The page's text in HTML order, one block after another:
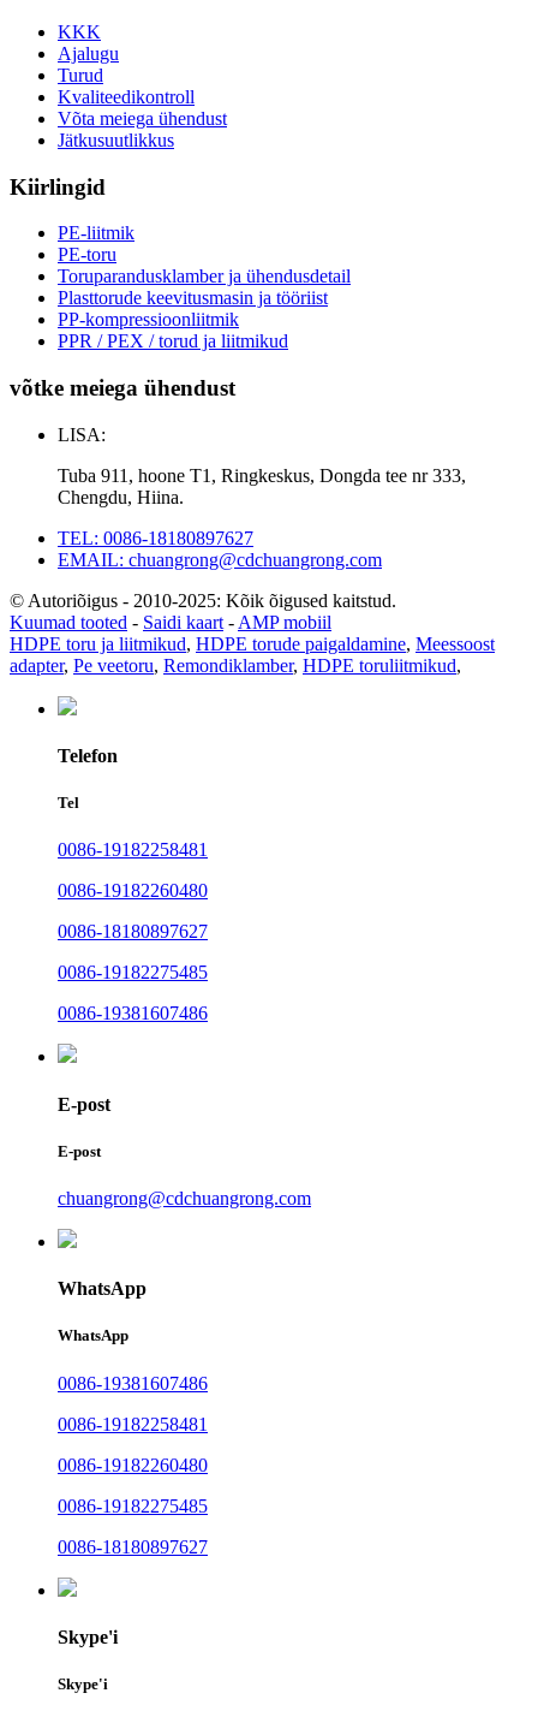
KKK
Ajalugu
Turud
Kvaliteedikontroll
Võta meiega ühendust
Jätkusuutlikkus
Kiirlingid
PE-liitmik
PE-toru
Toruparandusklamber ja ühendusdetail
Plasttorude keevitusmasin ja tööriist
PP-kompressioonliitmik
PPR / PEX / torud ja liitmikud
võtke meiega ühendust
LISA:
Tuba 911, hoone T1, Ringkeskus, Dongda tee nr 333,
Chengdu, Hiina.
TEL: 0086-18180897627
EMAIL: chuangrong@cdchuangrong.com
© Autoriõigus - 2010-2025: Kõik õigused kaitstud.
Kuumad tooted - Saidi kaart - AMP mobiil
HDPE toru ja liitmikud, HDPE torude paigaldamine, Meessoost
adapter, Pe veetoru, Remondiklamber, HDPE toruliitmikud,
Telefon
Tel
0086-19182258481
0086-19182260480
0086-18180897627
0086-19182275485
0086-19381607486
E-post
E-post
chuangrong@cdchuangrong.com
WhatsApp
WhatsApp
0086-19381607486
0086-19182258481
0086-19182260480
0086-19182275485
0086-18180897627
Skype'i
Skype'i